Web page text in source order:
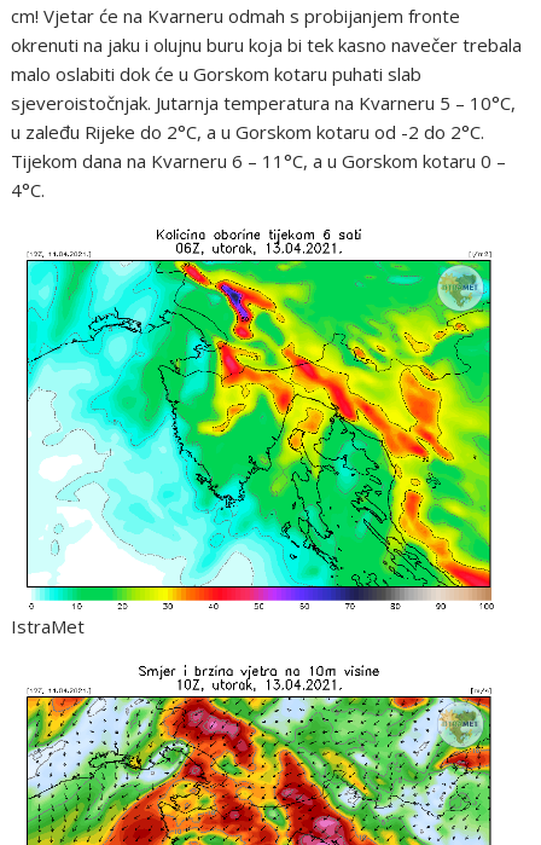
cm! Vjetar će na Kvarneru odmah s probijanjem fronte
okrenuti na jaku i olujnu buru koja bi tek kasno navečer trebala
malo oslabiti dok će u Gorskom kotaru puhati slab
sjeveroistočnjak. Jutarnja temperatura na Kvarneru 5 – 10°C,
u zaleđu Rijeke do 2°C, a u Gorskom kotaru od -2 do 2°C.
Tijekom dana na Kvarneru 6 – 11°C, a u Gorskom kotaru 0 –
4°C.
IstraMet